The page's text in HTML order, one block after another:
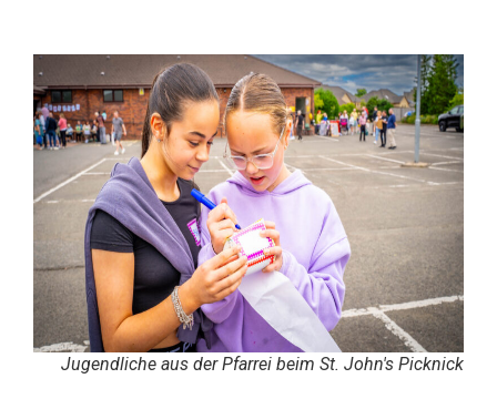
Jugendliche aus der Pfarrei beim St. John's Picknick